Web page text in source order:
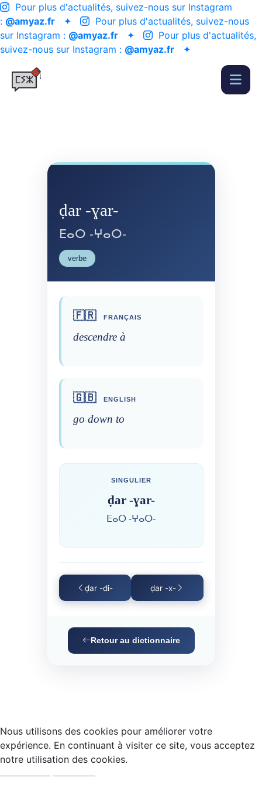
Pour plus d'actualités, suivez-nous sur Instagram
: @amyaz.fr ✦
Pour plus d'actualités, suivez-nous
sur Instagram : @amyaz.fr ✦
Pour plus d'actualités,
suivez-nous sur Instagram : @amyaz.fr ✦
ḍar -ɣar-
ⴹⴰⵔ -ⵖⴰⵔ-
verbe
🇫🇷 FRANÇAIS
descendre à
🇬🇧 ENGLISH
go down to
SINGULIER
ḍar -ɣar-
ⴹⴰⵔ -ⵖⴰⵔ-
ḍar -di- ḍar -x-
Retour au dictionnaire
Nous utilisons des cookies pour améliorer votre
expérience. En continuant à visiter ce site, vous acceptez
notre utilisation des cookies.